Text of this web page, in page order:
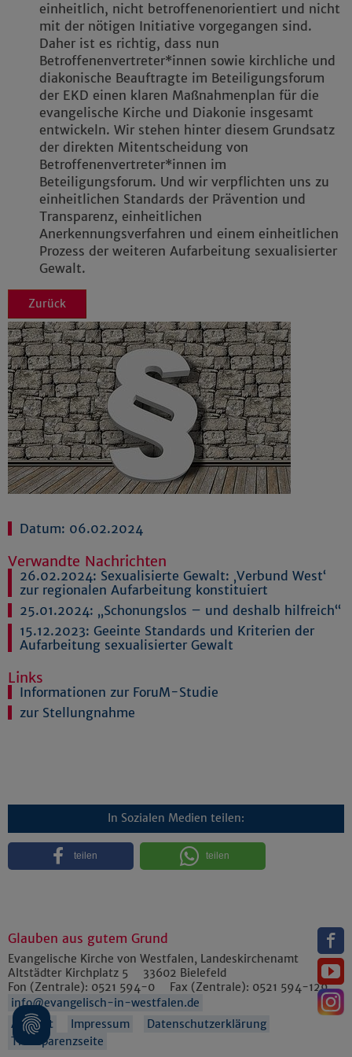
einheitlich, nicht betroffenenorientiert und nicht
mit der nötigen Initiative vorgegangen sind.
Daher ist es richtig, dass nun
Betroffenenvertreter*innen sowie kirchliche und
diakonische Beauftragte im Beteiligungsforum
der EKD einen klaren Maßnahmenplan für die
evangelische Kirche und Diakonie insgesamt
entwickeln. Wir stehen hinter diesem Grundsatz
der direkten Mitentscheidung von
Betroffenenvertreter*innen im
Beteiligungsforum. Und wir verpflichten uns zu
einheitlichen Standards der Prävention und
Transparenz, einheitlichen
Anerkennungsverfahren und einem einheitlichen
Prozess der weiteren Aufarbeitung sexualisierter
Gewalt.
Zurück
Datum: 06.02.2024
Verwandte Nachrichten
26.02.2024: Sexualisierte Gewalt: ‚Verbund West‘
zur regionalen Aufarbeitung konstituiert
25.01.2024: „Schonungslos – und deshalb hilfreich“
15.12.2023: Geeinte Standards und Kriterien der
Aufarbeitung sexualisierter Gewalt
Links
Informationen zur ForuM-Studie
zur Stellungnahme
In Sozialen Medien teilen:
teilen teilen
Glauben aus gutem Grund
Evangelische Kirche von Westfalen, Landeskirchenamt
Altstädter Kirchplatz 5
33602 Bielefeld
Fon (Zentrale): 0521 594-0 Fax (Zentrale): 0521 594-129
info@evangelisch-in-westfalen.de
Anfahrt
Impressum
Datenschutzerklärung
Transparenzseite